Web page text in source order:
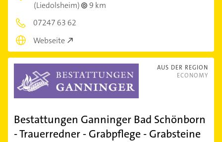
(Liedolsheim)
9 km
07247 63 62
Webseite
AUS DER REGION
ECONOMY
Bestattungen Ganninger Bad Schönborn
- Trauerredner - Grabpflege - Grabsteine